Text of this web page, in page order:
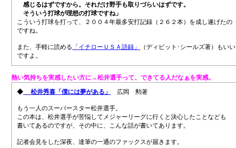
感じるはずですから。それだけ野手も取りづらいはずです。
そういう打球が理想の打球ですね」
こういう打球を打って、２００４年最多安打記録（２６２本）を成し遂げたの
ですね。
また、手軽に読める 「イチローＵＳＡ語録」
（ディビット･シールズ著）もいい
ですよ。
熱い気持ちを実感したい方に→松井選手って、できてる人だなぁを実感。
◆ 松井秀喜「僕には夢がある」 広岡 勲著
もう一人のスーパースター松井選手。
この本は、松井選手が苦悩してメジャーリーグに行くと決心したことなども
書いてあるのですが、その中に、こんな話が書いてあります。
記者会見をした深夜、達筆の一通のファックスが届きます。